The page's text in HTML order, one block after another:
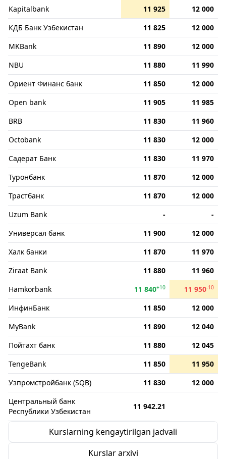
Kapitalbank
11 925
12 000
КДБ Банк Узбекистан
11 825
12 000
MKBank
11 890
12 000
NBU
11 880
11 990
Ориент Финанс банк
11 850
12 000
Open bank
11 905
11 985
BRB
11 830
11 960
Octobank
11 830
12 000
Садерат Банк
11 830
11 970
Туронбанк
11 870
12 000
Трастбанк
11 870
12 000
Uzum Bank
-
-
Универсал банк
11 900
12 000
Халк банки
11 870
11 970
Ziraat Bank
11 880
11 960
Hamkorbank
11 840+10 11 950-10
ИнфинБанк 11 850
12 000
MyBank
11 890
12 040
Пойтахт банк
11 880
12 045
TengeBank
11 850
11 950
Узпромстройбанк (SQB)
11 830
12 000
Центральный банк
Республики Узбекистан
11 942.21
Kurslarning kengaytirilgan jadvali
Kurslar arxivi